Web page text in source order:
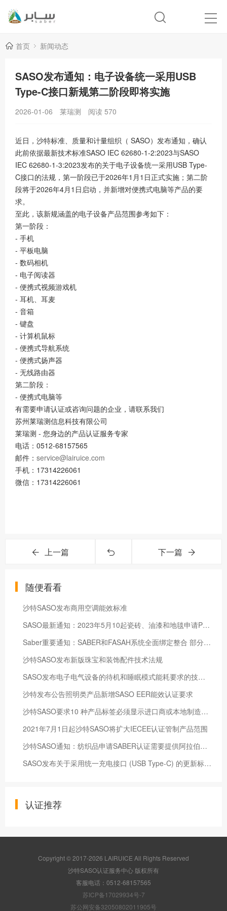
首页 新闻动态
SASO发布通知：电子设备统一采用USB
Type-C接口新规第二阶段即将实施
2026-01-06 莱瑞测 阅读 570
近日，沙特标准、质量和计量组织（ SASO）发布通知，确认
此前依据最新技术标准SASO IEC 62680-1-2:2023与SASO
IEC 62680-1-3:2023发布的关于电子设备统一采用USB Type-
C接口的法规，第一阶段已于2026年1月1日正式实施；第二阶
段将于2026年4月1日启动，并新增对便携式电脑等产品的要
求。
至此，该新规涵盖的电子设备产品范围参考如下：
第一阶段：
- 手机
- 平板电脑
- 数码相机
- 电子阅读器
- 便携式视频游戏机
- 耳机、耳麦
- 音箱
- 键盘
- 计算机鼠标
- 便携式导航系统
- 便携式扬声器
- 无线路由器
第二阶段：
- 便携式电脑等
有需要申请认证或咨询问题的企业，请联系我们
苏州莱瑞测信息科技有限公司
莱瑞测 - 您身边的产品认证服务专家
电话：0512-68157565
邮件： service@lairuice.com
手机：17314226061
微信：17314226061
上一篇 下一篇
随便看看
沙特SASO发布商用空调能效标准
SASO最新通知：2023年5月10起瓷砖、油漆和地毯申请PCoC需要提供工矿部声明
Saber重要通知：SABER和FASAH系统全面绑定整合 部分HS编码有更新，清关请注意
沙特SASO发布新版珠宝和装饰配件技术法规
SASO发布电子电气设备的待机和睡眠模式能耗要求的技术法规
沙特发布公告照明类产品新增SASO EER能效认证要求
沙特SASO要求10 种产品标签必须显示进口商或本地制造商 2026年10月1日起实施
2021年7月1日起沙特SASO将扩大IECEE认证管制产品范围
沙特SASO通知：纺织品申请SABER认证需要提供阿拉伯语标签
SASO发布关于采用统一充电接口 (USB Type-C) 的更新标准SASO IEC 62680-1-2:2023和SASO IEC 62280-1-3:2023的通知
认证推荐
Copyright © 2017-2026 LAIRUICE All Rights Reserved
沙特SASO认证服务中心 版权所有
客服电话：0512-68157565
苏ICP备17029934号-7
苏公网安备32050802011905号